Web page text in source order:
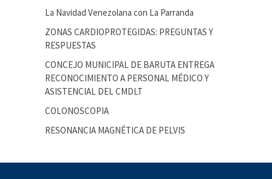
La Navidad Venezolana con La Parranda
ZONAS CARDIOPROTEGIDAS: PREGUNTAS Y
RESPUESTAS
CONCEJO MUNICIPAL DE BARUTA ENTREGA
RECONOCIMIENTO A PERSONAL MÉDICO Y
ASISTENCIAL DEL CMDLT
COLONOSCOPIA
RESONANCIA MAGNÉTICA DE PELVIS